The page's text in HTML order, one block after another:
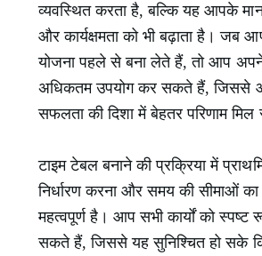
व्यवस्थित करता है, बल्कि यह आपके
और कार्यक्षमता को भी बढ़ाता है। जब
योजना पहले से बना लेते हैं, तो आप
अधिकतम उपयोग कर सकते हैं, जिससे
सफलता की दिशा में बेहतर परिणाम
टाइम टेबल बनाने की प्रक्रिया में
निर्धारण करना और समय की सीमाओं का
महत्वपूर्ण है। आप सभी कार्यों को स्पष्ट
सकते हैं, जिससे यह सुनिश्चित हो सके